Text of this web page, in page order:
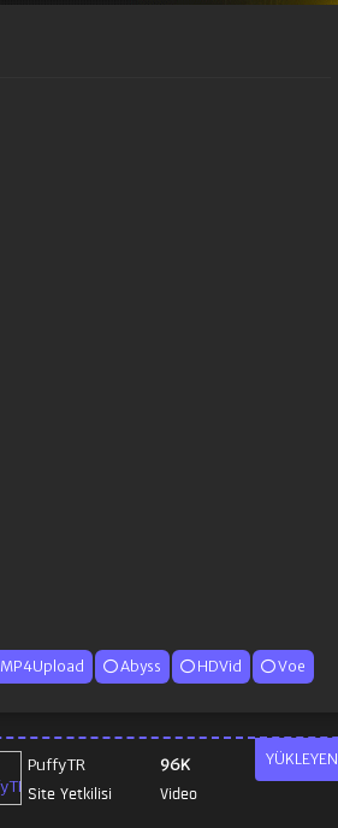
MP4Upload Abyss HDVid Voe
YÜKLEYEN
PuffyTR
Site Yetkilisi
96K
Video